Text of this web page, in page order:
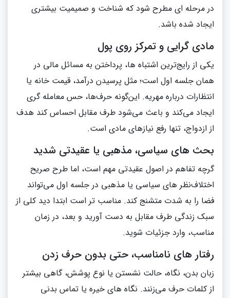
در مرحله‌ ای مطرح شود که شناخت و صمیمیت بیشتری
ایجاد شده باشد.
مادی‌ گرایی و تمرکز روی پول
یکی از رایج‌ترین اشتباه‌ ها، پرداختن به مسائل مالی در
همان جلسه اول است؛ مثل پرسیدن درآمد، قیمت خانه یا
انتظارات درباره مهریه. این‌گونه حرف‌ها، حس معامله‌ گری
ایجاد می‌کند و باعث می‌شود طرف مقابل احساس کند هدف
از ازدواج، تنها رفع نیازهای مادی است.
بحث‌ های سیاسی، مذهبی یا عقیدتی شدید
گرچه تفاهم در اصول عقیدتی مهم است، اما طرح صریح
اختلاف‌نظر های سیاسی یا مذهبی در جلسه اول می‌تواند
فضا را به‌ شدت متشنج کند. مناسب‌ تر است ابتدا دید کلی از
سبک زندگی طرف مقابل به دست آورید و بعد، در زمان
مناسب، وارد جزئیات شوید.
رفتار های نامناسب، حتی بدون حرف زدن
زبان بدن، نگاه، حالت نشستن یا نوع پوشش، گاهی بیشتر
از کلمات حرف می‌زنند. نگاه‌ های خیره یا تماس بدنی